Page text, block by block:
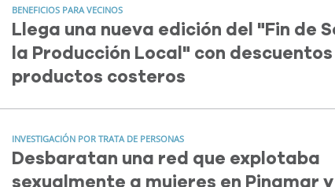
BENEFICIOS PARA VECINOS
Llega una nueva edición del "Fin de
la Producción Local" con descuentos
productos costeros
INVESTIGACIÓN POR TRATA DE PERSONAS
Desbaratan una red que explotaba
sexualmente a mujeres en Pinamar